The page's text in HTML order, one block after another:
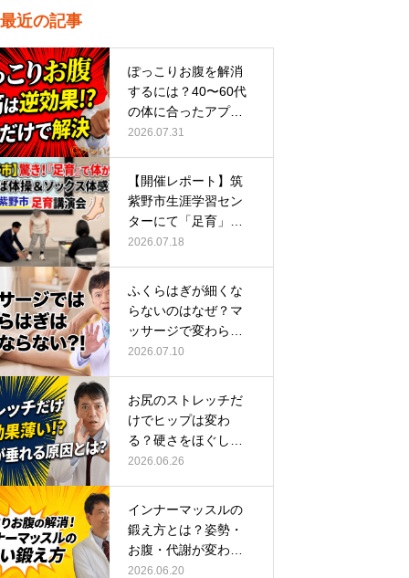
最近の記事
ぽっこりお腹を解消
するには？40〜60代
の体に合ったアプロ
ーチ
2026.07.31
【開催レポート】筑
紫野市生涯学習セン
ターにて「足育」講
演会に登壇し…
2026.07.18
ふくらはぎが細くな
らないのはなぜ？マ
ッサージで変わらな
い根本原因
2026.07.10
お尻のストレッチだ
けでヒップは変わ
る？硬さをほぐして
整える正しい方…
2026.06.26
インナーマッスルの
鍛え方とは？姿勢・
お腹・代謝が変わる
トレーニング…
2026.06.20